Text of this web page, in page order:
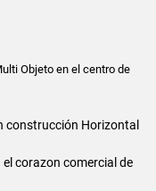
Objeto en el centro de
construcción Horizontal
corazon comercial de